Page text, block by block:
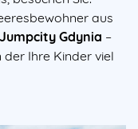
aus
Jumpcity Gdynia –
Ihre Kinder viel